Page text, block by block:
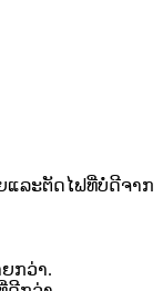
ແລະຕັດໄຟທີ່ບໍ່ດີຈາກ
ກວ່າ.